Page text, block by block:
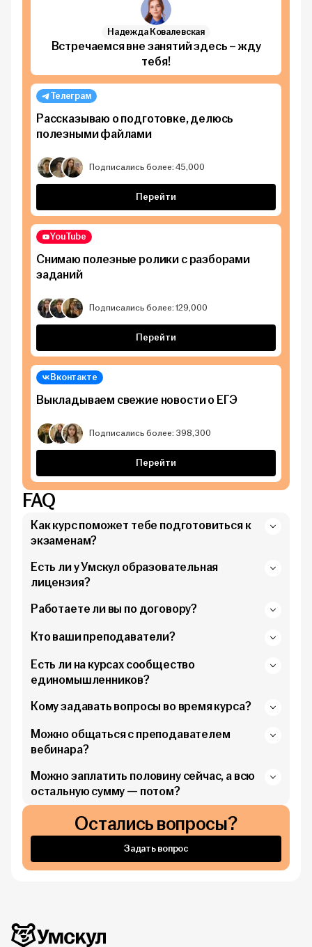
Надежда Ковалевская
Встречаемся вне занятий здесь – жду
тебя!
Телеграм
Рассказываю о подготовке, делюсь
полезными файлами
Перейти
Подписались более: 45,000
YouTube
Снимаю полезные ролики с разборами
заданий
Перейти
Подписались более: 129,000
Вконтакте
Выкладываем свежие новости о ЕГЭ
Перейти
Подписались более: 398,300
FAQ
Как курс поможет тебе подготовиться к
экзаменам?
Есть ли у Умскул образовательная
лицензия?
Работаете ли вы по договору?
Кто ваши преподаватели?
Есть ли на курсах сообщество
единомышленников?
Кому задавать вопросы во время курса?
Можно общаться с преподавателем
вебинара?
Можно заплатить половину сейчас, а всю
остальную сумму — потом?
Остались вопросы?
Задать вопрос
Дополнительная информация
Умскул